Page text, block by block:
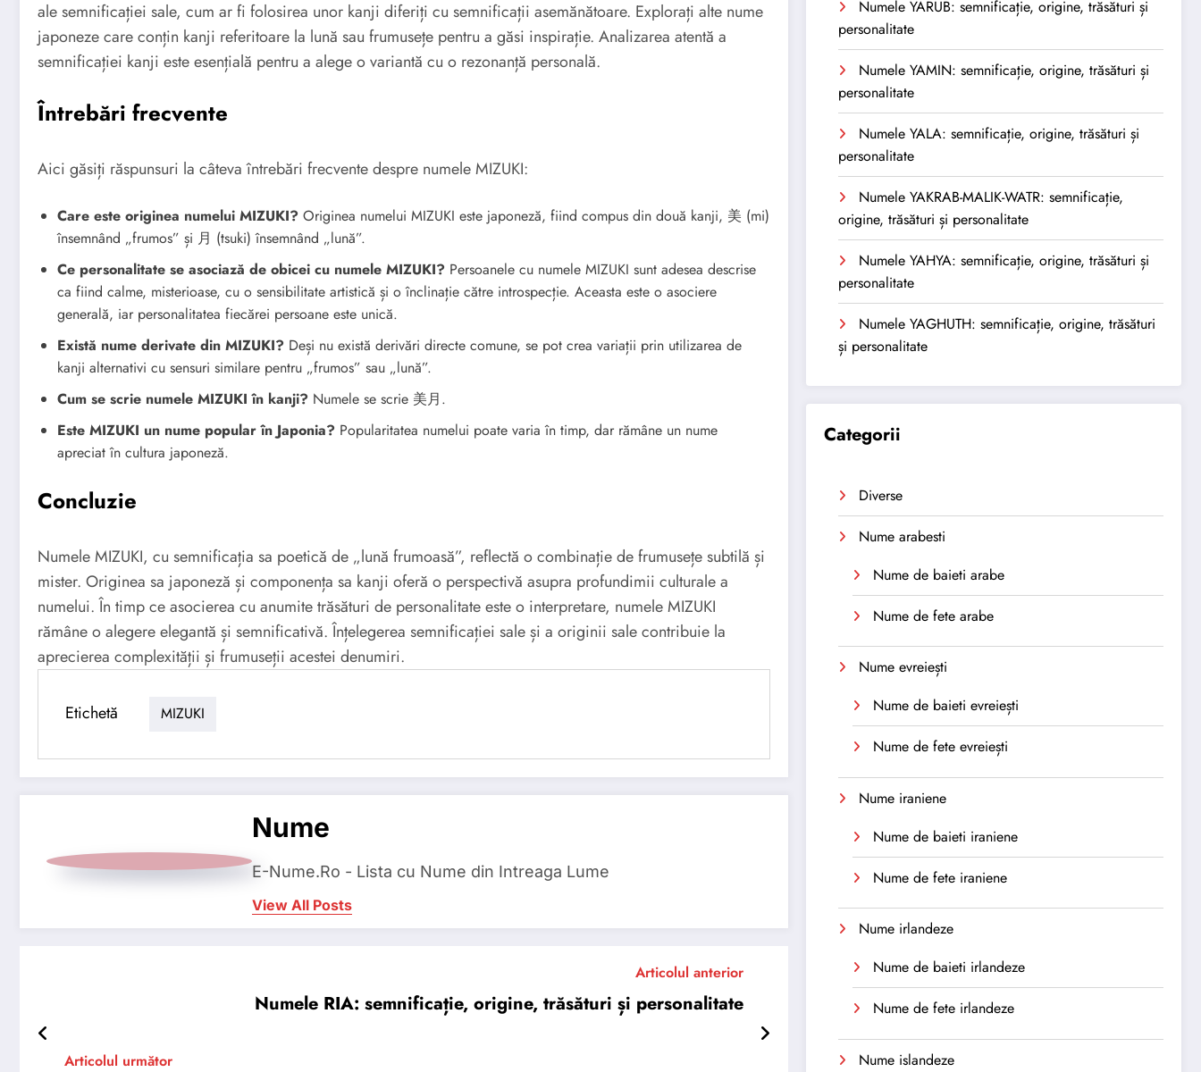
ale semnificației sale, cum ar fi folosirea unor kanji diferiți cu semnificații asemănătoare. Explorați alte nume
japoneze care conțin kanji referitoare la lună sau frumusețe pentru a găsi inspirație. Analizarea atentă a
semnificației kanji este esențială pentru a alege o variantă cu o rezonanță personală.
Întrebări frecvente
Aici găsiți răspunsuri la câteva întrebări frecvente despre numele MIZUKI:
Care este originea numelui MIZUKI? Originea numelui MIZUKI este japoneză, fiind compus din două kanji, 美 (mi)
însemnând „frumos” și 月 (tsuki) însemnând „lună”.
Ce personalitate se asociază de obicei cu numele MIZUKI? Persoanele cu numele MIZUKI sunt adesea descrise
ca fiind calme, misterioase, cu o sensibilitate artistică și o înclinație către introspecție. Aceasta este o asociere
generală, iar personalitatea fiecărei persoane este unică.
Există nume derivate din MIZUKI? Deși nu există derivări directe comune, se pot crea variații prin utilizarea de
kanji alternativi cu sensuri similare pentru „frumos” sau „lună”.
Cum se scrie numele MIZUKI în kanji? Numele se scrie 美月.
Este MIZUKI un nume popular în Japonia? Popularitatea numelui poate varia în timp, dar rămâne un nume
apreciat în cultura japoneză.
Concluzie
Numele MIZUKI, cu semnificația sa poetică de „lună frumoasă”, reflectă o combinație de frumusețe subtilă și
mister. Originea sa japoneză și componența sa kanji oferă o perspectivă asupra profundimii culturale a
numelui. În timp ce asocierea cu anumite trăsături de personalitate este o interpretare, numele MIZUKI
rămâne o alegere elegantă și semnificativă. Înțelegerea semnificației sale și a originii sale contribuie la
aprecierea complexității și frumuseții acestei denumiri.
Etichetă MIZUKI
Nume
E-Nume.Ro - Lista cu Nume din Intreaga Lume
View All Posts
Articolul anterior
Numele RIA: semnificație, origine, trăsături și personalitate
Articolul următor
Numele YARUB: semnificație, origine, trăsături și
personalitate
Numele YAMIN: semnificație, origine, trăsături și
personalitate
Numele YALA: semnificație, origine, trăsături și
personalitate
Numele YAKRAB-MALIK-WATR: semnificație,
origine, trăsături și personalitate
Numele YAHYA: semnificație, origine, trăsături și
personalitate
Numele YAGHUTH: semnificație, origine, trăsături
și personalitate
Categorii
Diverse
Nume arabesti
Nume de baieti arabe
Nume de fete arabe
Nume evreiești
Nume de baieti evreiești
Nume de fete evreiești
Nume iraniene
Nume de baieti iraniene
Nume de fete iraniene
Nume irlandeze
Nume de baieti irlandeze
Nume de fete irlandeze
Nume islandeze